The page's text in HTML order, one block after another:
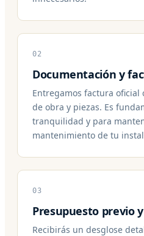
02
Documentación y
Entregamos factura oficial
de obra y piezas. Es
tranquilidad y para
mantenimiento de tu
03
Presupuesto previo
Recibirás un desglose